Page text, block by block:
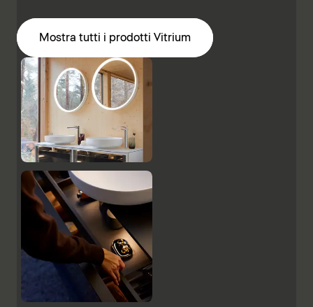
Mostra tutti i prodotti Vitrium